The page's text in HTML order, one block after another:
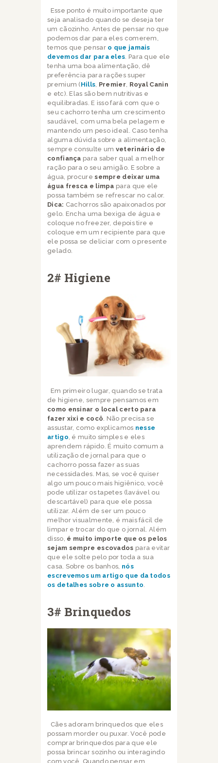
Esse ponto é muito importante que
seja analisado quando se deseja ter
um cãozinho. Antes de pensar no que
podemos dar para eles comerem,
temos que pensar o que jamais
devemos dar para eles. Para que ele
tenha uma boa alimentação, dê
preferência para rações super
premium (Hills, Premier, Royal Canin
e etc). Elas são bem nutritivas e
equilibradas. E isso fará com que o
seu cachorro tenha um crescimento
saudável, com uma bela pelagem e
mantendo um peso ideal. Caso tenha
alguma dúvida sobre a alimentação,
sempre consulte um veterinário de
confiança para saber qual a melhor
ração para o seu amigão. E sobre a
água, procuresempre deixar uma
água fresca e limpa para que ele
possa também se refrescar no calor.
Dica: Cachorros são apaixonados por
gelo. Encha uma bexiga de água e
coloque no freezer, depois tire e
coloque em um recipiente para que
ele possa se deliciar com o presente
gelado.
2# Higiene
Em primeiro lugar, quando se trata
de higiene, sempre pensamos em
como ensinar o local certo para
fazer xixi e cocô . Não precisa se
assustar, como explicamos nesse
artigo , é muito simples e eles
aprendem rápido. É muito comum a
utilização de jornal para que o
cachorro possa fazer as suas
necessidades. Mas, se você quiser
algo um pouco mais higiênico, você
pode utilizar os tapetes (lavável ou
descartável) para que ele possa
utilizar. Além de ser um pouco
melhor visualmente, é mais fácil de
limpar e trocar do que o jornal. Além
disso, é muito importe que os pelos
sejam sempre escovados para evitar
que ele solte pelo por toda a sua
casa. Sobre os banhos, nós
escrevemos um artigo que da todos
os detalhes sobre o assunto
3# Brinquedos
Cães adoram brinquedos que eles
possam morder ou puxar. Você pode
comprar brinquedos para que ele
possa brincar sozinho ou interagindo
com você. Quando pensar em